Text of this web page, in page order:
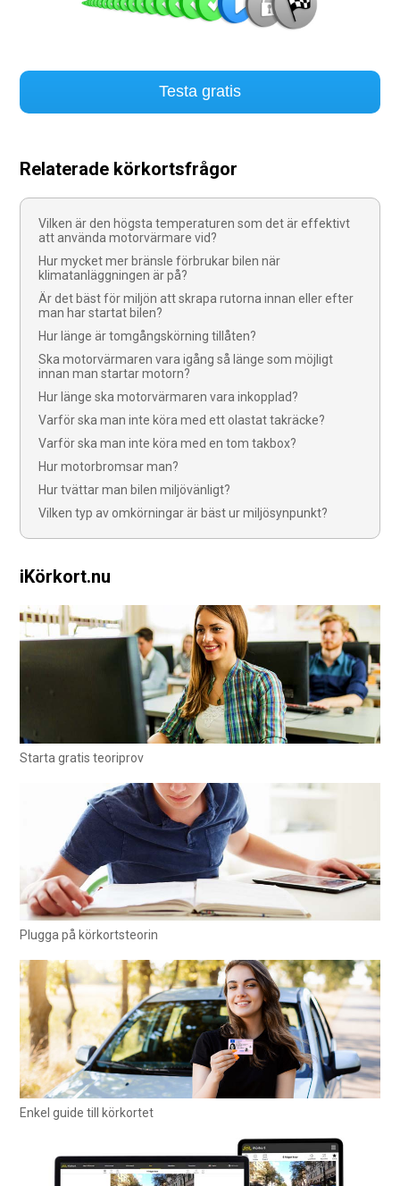
Testa gratis
Relaterade körkortsfrågor
Vilken är den högsta temperaturen som det är effektivt
att använda motorvärmare vid?
Hur mycket mer bränsle förbrukar bilen när
klimatanläggningen är på?
Är det bäst för miljön att skrapa rutorna innan eller efter
man har startat bilen?
Hur länge är tomgångskörning tillåten?
Ska motorvärmaren vara igång så länge som möjligt
innan man startar motorn?
Hur länge ska motorvärmaren vara inkopplad?
Varför ska man inte köra med ett olastat takräcke?
Varför ska man inte köra med en tom takbox?
Hur motorbromsar man?
Hur tvättar man bilen miljövänligt?
Vilken typ av omkörningar är bäst ur miljösynpunkt?
iKörkort.nu
Starta gratis teoriprov
Plugga på körkortsteorin
Enkel guide till körkortet